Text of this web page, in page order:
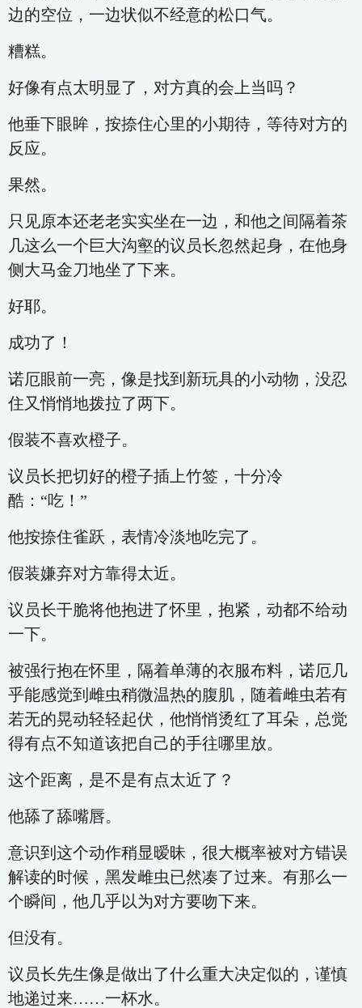
边的空位，一边状似不经意的松口气。
糟糕。
好像有点太明显了，对方真的会上当吗？
他垂下眼眸，按捺住心里的小期待，等待对方的
反应。
果然。
只见原本还老老实实坐在一边，和他之间隔着茶
几这么一个巨大沟壑的议员长忽然起身，在他身
侧大马金刀地坐了下来。
好耶。
成功了！
诺厄眼前一亮，像是找到新玩具的小动物，没忍
住又悄悄地拨拉了两下。
假装不喜欢橙子。
议员长把切好的橙子插上竹签，十分冷
酷：“吃！”
他按捺住雀跃，表情冷淡地吃完了。
假装嫌弃对方靠得太近。
议员长干脆将他抱进了怀里，抱紧，动都不给动
一下。
被强行抱在怀里，隔着单薄的衣服布料，诺厄几
乎能感觉到雌虫稍微温热的腹肌，随着雌虫若有
若无的晃动轻轻起伏，他悄悄烫红了耳朵，总觉
得有点不知道该把自己的手往哪里放。
这个距离，是不是有点太近了？
他舔了舔嘴唇。
意识到这个动作稍显暧昧，很大概率被对方错误
解读的时候，黑发雌虫已然凑了过来。有那么一
个瞬间，他几乎以为对方要吻下来。
但没有。
议员长先生像是做出了什么重大决定似的，谨慎
地递过来……一杯水。